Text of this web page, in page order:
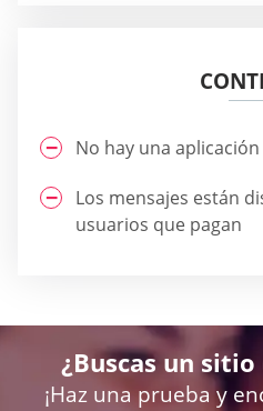
No hay una
Los mensajes están
usuarios que pagan
¿Buscas un
¡Haz una prueba y